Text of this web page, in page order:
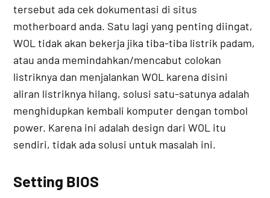
tersebut ada cek dokumentasi di situs
motherboard anda. Satu lagi yang penting diingat,
WOL tidak akan bekerja jika tiba-tiba listrik padam,
atau anda memindahkan/mencabut colokan
listriknya dan menjalankan WOL karena disini
aliran listriknya hilang, solusi satu-satunya adalah
menghidupkan kembali komputer dengan tombol
power. Karena ini adalah design dari WOL itu
sendiri, tidak ada solusi untuk masalah ini.
Setting BIOS